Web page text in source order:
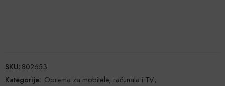
SKU:802653
Kategorije: Oprema za mobitele, računala i TV,